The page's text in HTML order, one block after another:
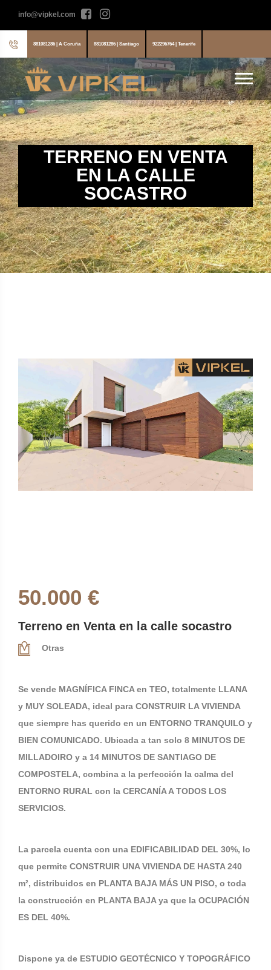
info@vipkel.com
881081286 | A Coruña 881081286 | Santiago 922296764 | Tenerife
TERRENO EN VENTA
EN LA CALLE
SOCASTRO
50.000 €
Terreno en Venta en la calle socastro
Otras
Se vende MAGNÍFICA FINCA en TEO, totalmente LLANA
y MUY SOLEADA, ideal para CONSTRUIR LA VIVIENDA
que siempre has querido en un ENTORNO TRANQUILO y
BIEN COMUNICADO. Ubicada a tan solo 8 MINUTOS DE
MILLADOIRO y a 14 MINUTOS DE SANTIAGO DE
COMPOSTELA, combina a la perfección la calma del
ENTORNO RURAL con la CERCANÍA A TODOS LOS
SERVICIOS.
La parcela cuenta con una EDIFICABILIDAD DEL 30%, lo
que permite CONSTRUIR UNA VIVIENDA DE HASTA 240
m², distribuidos en PLANTA BAJA MÁS UN PISO, o toda
la construcción en PLANTA BAJA ya que la OCUPACIÓN
ES DEL 40%.
Dispone ya de ESTUDIO GEOTÉCNICO Y TOPOGRÁFICO